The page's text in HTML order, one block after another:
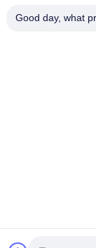
Good day, what